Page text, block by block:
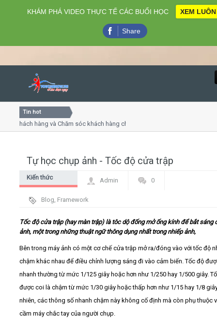
Close
Home
Giới thiệu
Kiến thức
Liên hệ - Đăng ký
Tin hot
hàng và Chăm sóc khách hàng chuyên nghiệp
Tự học chụp ảnh - Tốc độ cửa trập
Kiến thức
Admin 0
Blog, Framework
Tốc độ cửa trập (hay màn trập) là tôc dộ đống mở ống kính để bắt sáng
ảnh, một trong những thuật ngữ thông dụng nhất trong nhiếp ảnh,
Bên trong máy ảnh có một cơ chế cửa trập mở ra/đóng vào với tốc độ
chậm khác nhau để điều chỉnh lượng sáng đi vào cảm biến. Tốc độ
nhanh thường từ mức 1/125 giây hoặc hơn như 1/250 hay 1/500 giây.
được coi là chậm từ mức 1/30 giây hoặc thấp hơn như 1/15 hay 1/8
nhiên, các thông số nhanh chậm này không cố định mà còn phụ thuộc
cầm máy chắc tay của người chụp.
KHÁM PHÁ VIDEO THỰC TẾ CÁC BUỔI HỌC XEM LUÔN
Share